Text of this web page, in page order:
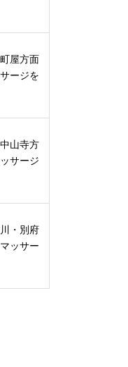
屋方面
ージを
山寺方
サージ
・別府
ッサー